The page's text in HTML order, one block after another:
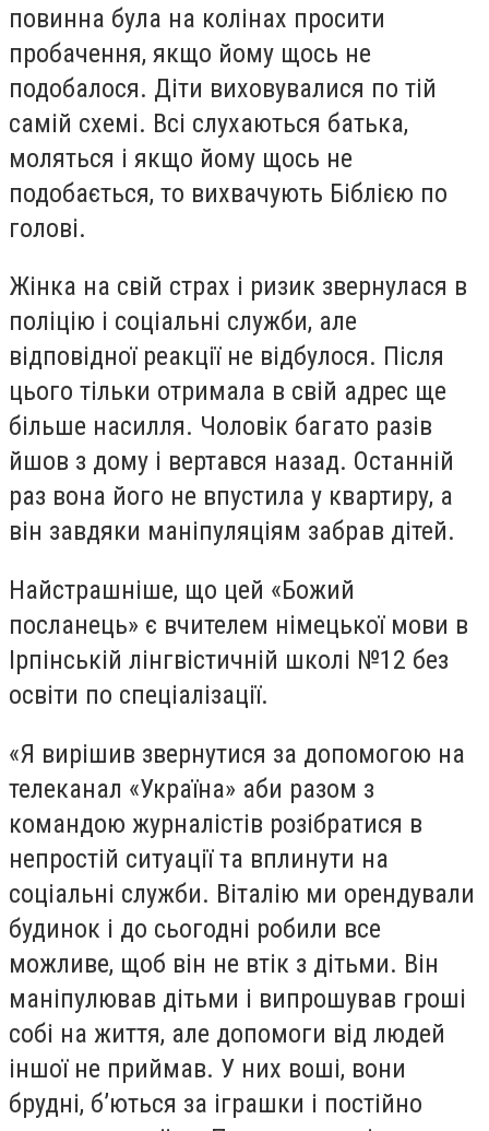
повинна була на колінах просити
пробачення, якщо йому щось не
подобалося. Діти виховувалися по тій
самій схемі. Всі слухаються батька,
моляться і якщо йому щось не
подобається, то вихвачують Біблією по
голові.
Жінка на свій страх і ризик звернулася в
поліцію і соціальні служби, але
відповідної реакції не відбулося. Після
цього тільки отримала в свій адрес ще
більше насилля. Чоловік багато разів
йшов з дому і вертався назад. Останній
раз вона його не впустила у квартиру, а
він завдяки маніпуляціям забрав дітей.
Найстрашніше, що цей «Божий
посланець» є вчителем німецької мови в
Ірпінській лінгвістичній школі №12 без
освіти по спеціалізації.
«Я вирішив звернутися за допомогою на
телеканал «Україна» аби разом з
командою журналістів розібратися в
непростій ситуації та вплинути на
соціальні служби. Віталію ми орендували
будинок і до сьогодні робили все
можливе, щоб він не втік з дітьми. Він
маніпулював дітьми і випрошував гроші
собі на життя, але допомоги від людей
іншої не приймав. У них воші, вони
брудні, б’ються за іграшки і постійно